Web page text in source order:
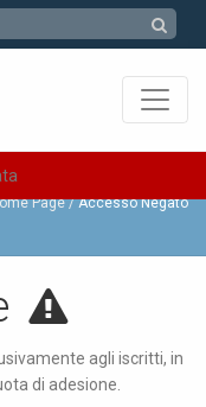
Page Accesso Negato
agli iscritti, in
di adesione.